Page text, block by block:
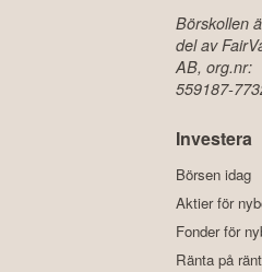
Börskollen
del av
AB, org.nr:
559187-
Investera
Börsen idag
Aktier för
Fonder för
Ränta på